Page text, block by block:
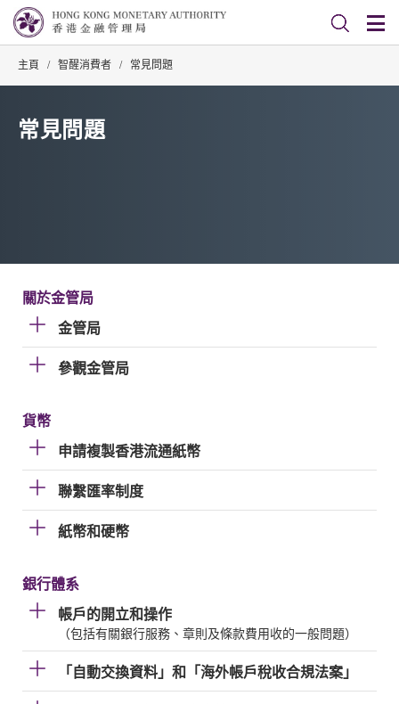
主頁 / 智醒消費者 / 常見問題
常見問題
關於金管局
金管局
參觀金管局
貨幣
申請複製香港流通紙幣
聯繫匯率制度
紙幣和硬幣
銀行體系
帳戶的開立和操作
（包括有關銀行服務、章則及條款費用收的一般問題）
「自動交換資料」和「海外帳戶稅收合規法案」